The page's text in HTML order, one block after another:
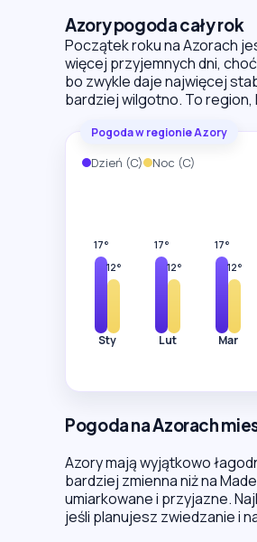
Azory pogoda cały rok
Początek roku na Azorach
więcej przyjemnych dni,
bo zwykle daje najwięcej
bardziej wilgotno. To
Pogoda w regionie Azory
Dzień (C) Noc (C)
17°
12°
Sty
17°
12°
Lut
17°
12°
Mar
Pogoda na Azorach
Azory mają wyjątkowo
bardziej zmienna niż na
umiarkowane i przyjazne.
jeśli planujesz zwiedzanie i